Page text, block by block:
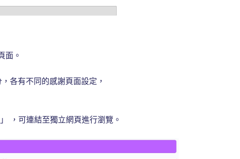
面。
各有不同的感謝頁面設定，
，可連結至獨立網頁進行瀏覽。